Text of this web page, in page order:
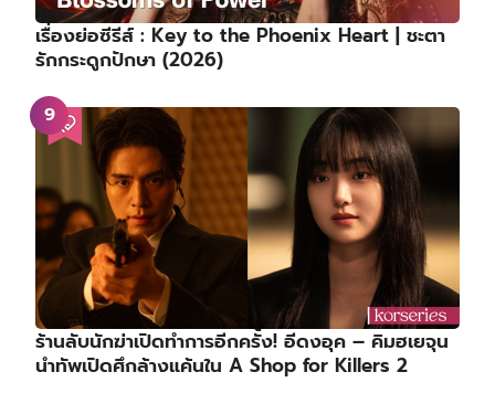
เรื่องย่อซีรีส์ : Key to the Phoenix Heart | ชะตา
รักกระดูกปักษา (2026)
ร้านลับนักฆ่าเปิดทำการอีกครั้ง! อีดงอุค – คิมฮเยจุน
นำทัพเปิดศึกล้างแค้นใน A Shop for Killers 2